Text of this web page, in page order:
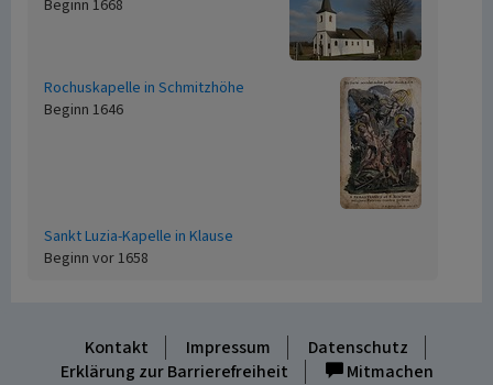
Beginn 1668
Rochuskapelle in Schmitzhöhe
Beginn 1646
Sankt Luzia-Kapelle in Klause
Beginn vor 1658
Kontakt Impressum
Datenschutz
Erklärung zur Barrierefreiheit
Mitmachen